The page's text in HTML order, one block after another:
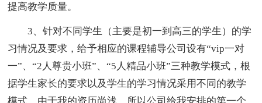
提高教学质量。
3、针对不同学生（主要是初一到高三的学生）的学
习情况及要求，给予相应的课程辅导公司设有“vip一对
一”、“2人尊贵小班”、“5人精品小班”三种教学模式，根
据学生家长的要求以及学生的学习情况采用不同的教学